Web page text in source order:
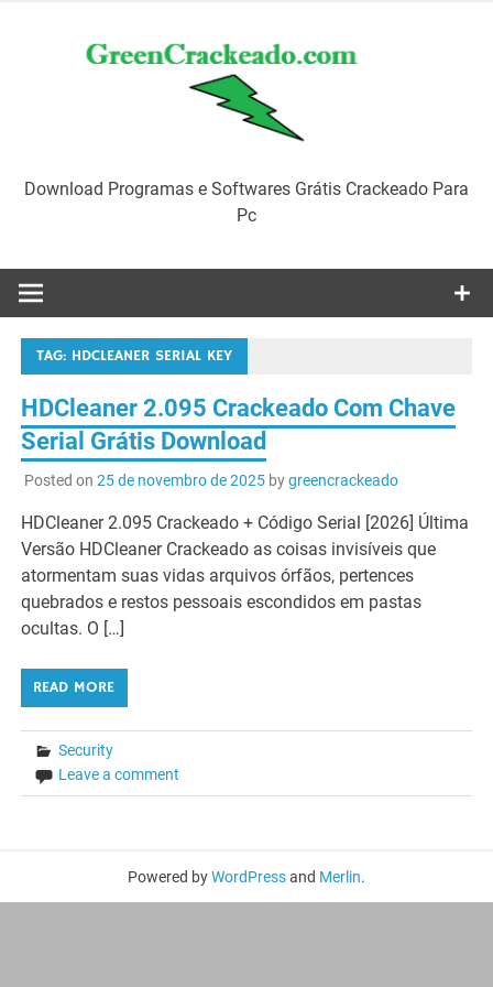
Download Programas e Softwares Grátis Crackeado Para
Pc
TAG: HDCLEANER SERIAL KEY
HDCleaner 2.095 Crackeado Com Chave
Serial Grátis Download
Posted on 25 de novembro de 2025bygreencrackeado
HDCleaner 2.095 Crackeado + Código Serial [2026] Última
Versão HDCleaner Crackeado as coisas invisíveis que
atormentam suas vidas arquivos órfãos, pertences
quebrados e restos pessoais escondidos em pastas
ocultas. O […]
READ MORE
Security
Leave a comment
Powered byWordPressand Merlin.